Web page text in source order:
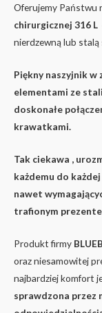
Oferujemy Państwu
chirurgicznej 316 L
nierdzewną lub stalą
Piękny naszyjnik w
elementami ze
doskonałe
krawatkami.
Tak ciekawa ,
każdemu do
nawet
trafionym
Produkt firmy
oraz niesamowitej
najbardziej komfort
sprawdzona przez